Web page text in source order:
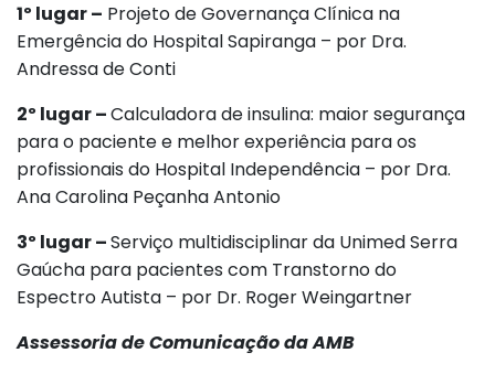
1º lugar – Projeto de Governança Clínica na
Emergência do Hospital Sapiranga – por Dra.
Andressa de Conti
2º lugar –Calculadora de insulina: maior segurança
para o paciente e melhor experiência para os
profissionais do Hospital Independência – por Dra.
Ana Carolina Peçanha Antonio
3º lugar –Serviço multidisciplinar da Unimed Serra
Gaúcha para pacientes com Transtorno do
Espectro Autista – por Dr. Roger Weingartner
Assessoria de Comunicação da AMB